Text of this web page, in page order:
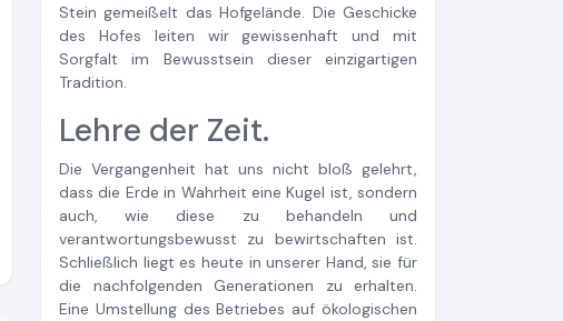
Stein gemeißelt das Hofgelände. Die Geschicke
des Hofes leiten wir gewissenhaft und mit
Sorgfalt im Bewusstsein dieser einzigartigen
Tradition.
Lehre der Zeit.
Die Vergangenheit hat uns nicht bloß gelehrt,
dass die Erde in Wahrheit eine Kugel ist, sondern
auch, wie diese zu behandeln und
verantwortungsbewusst zu bewirtschaften ist.
Schließlich liegt es heute in unserer Hand, sie für
die nachfolgenden Generationen zu erhalten.
Eine Umstellung des Betriebes auf ökologischen